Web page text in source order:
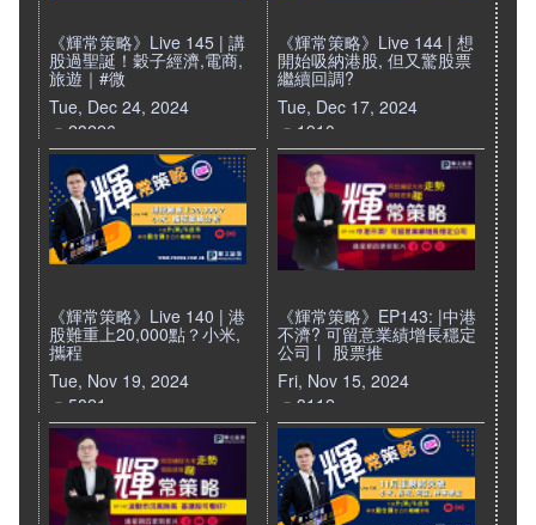
《輝常策略》Live 145 | 講
股過聖誕！穀子經濟,電商,
旅遊｜#微
Tue, Dec 24, 2024
23226
《輝常策略》Live 144 | 想
開始吸納港股, 但又驚股票
繼續回調?
Tue, Dec 17, 2024
1910
《輝常策略》Live 140 | 港
股難重上20,000點？小米,
攜程
Tue, Nov 19, 2024
5821
《輝常策略》EP143: |中港
不濟? 可留意業績增長穩定
公司丨 股票推
Fri, Nov 15, 2024
3112